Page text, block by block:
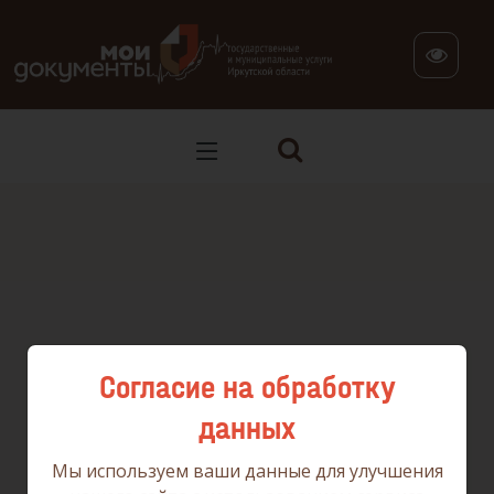
Согласие на обработку
данных
Мы используем ваши данные для улучшения